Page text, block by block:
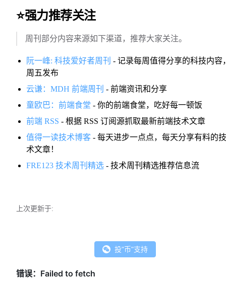
⭐️强力推荐关注
周刊部分内容来源如下渠道，推荐大家关注。
阮一峰: 科技爱好者周刊 - 记录每周值得分享的科技内容
周五发布
云谦：MDH 前端周刊 - 前端资讯和分享
童欧巴：前端食堂 - 你的前端食堂，吃好每一顿饭
前端 RSS - 根据 RSS 订阅源抓取最新前端技术文章
值得一读技术博客 - 每天进步一点点，每天分享有料的技
术文章！
FRE123 技术周刊精选 - 技术周刊精选推荐信息流
上次更新于:
投"币"支持